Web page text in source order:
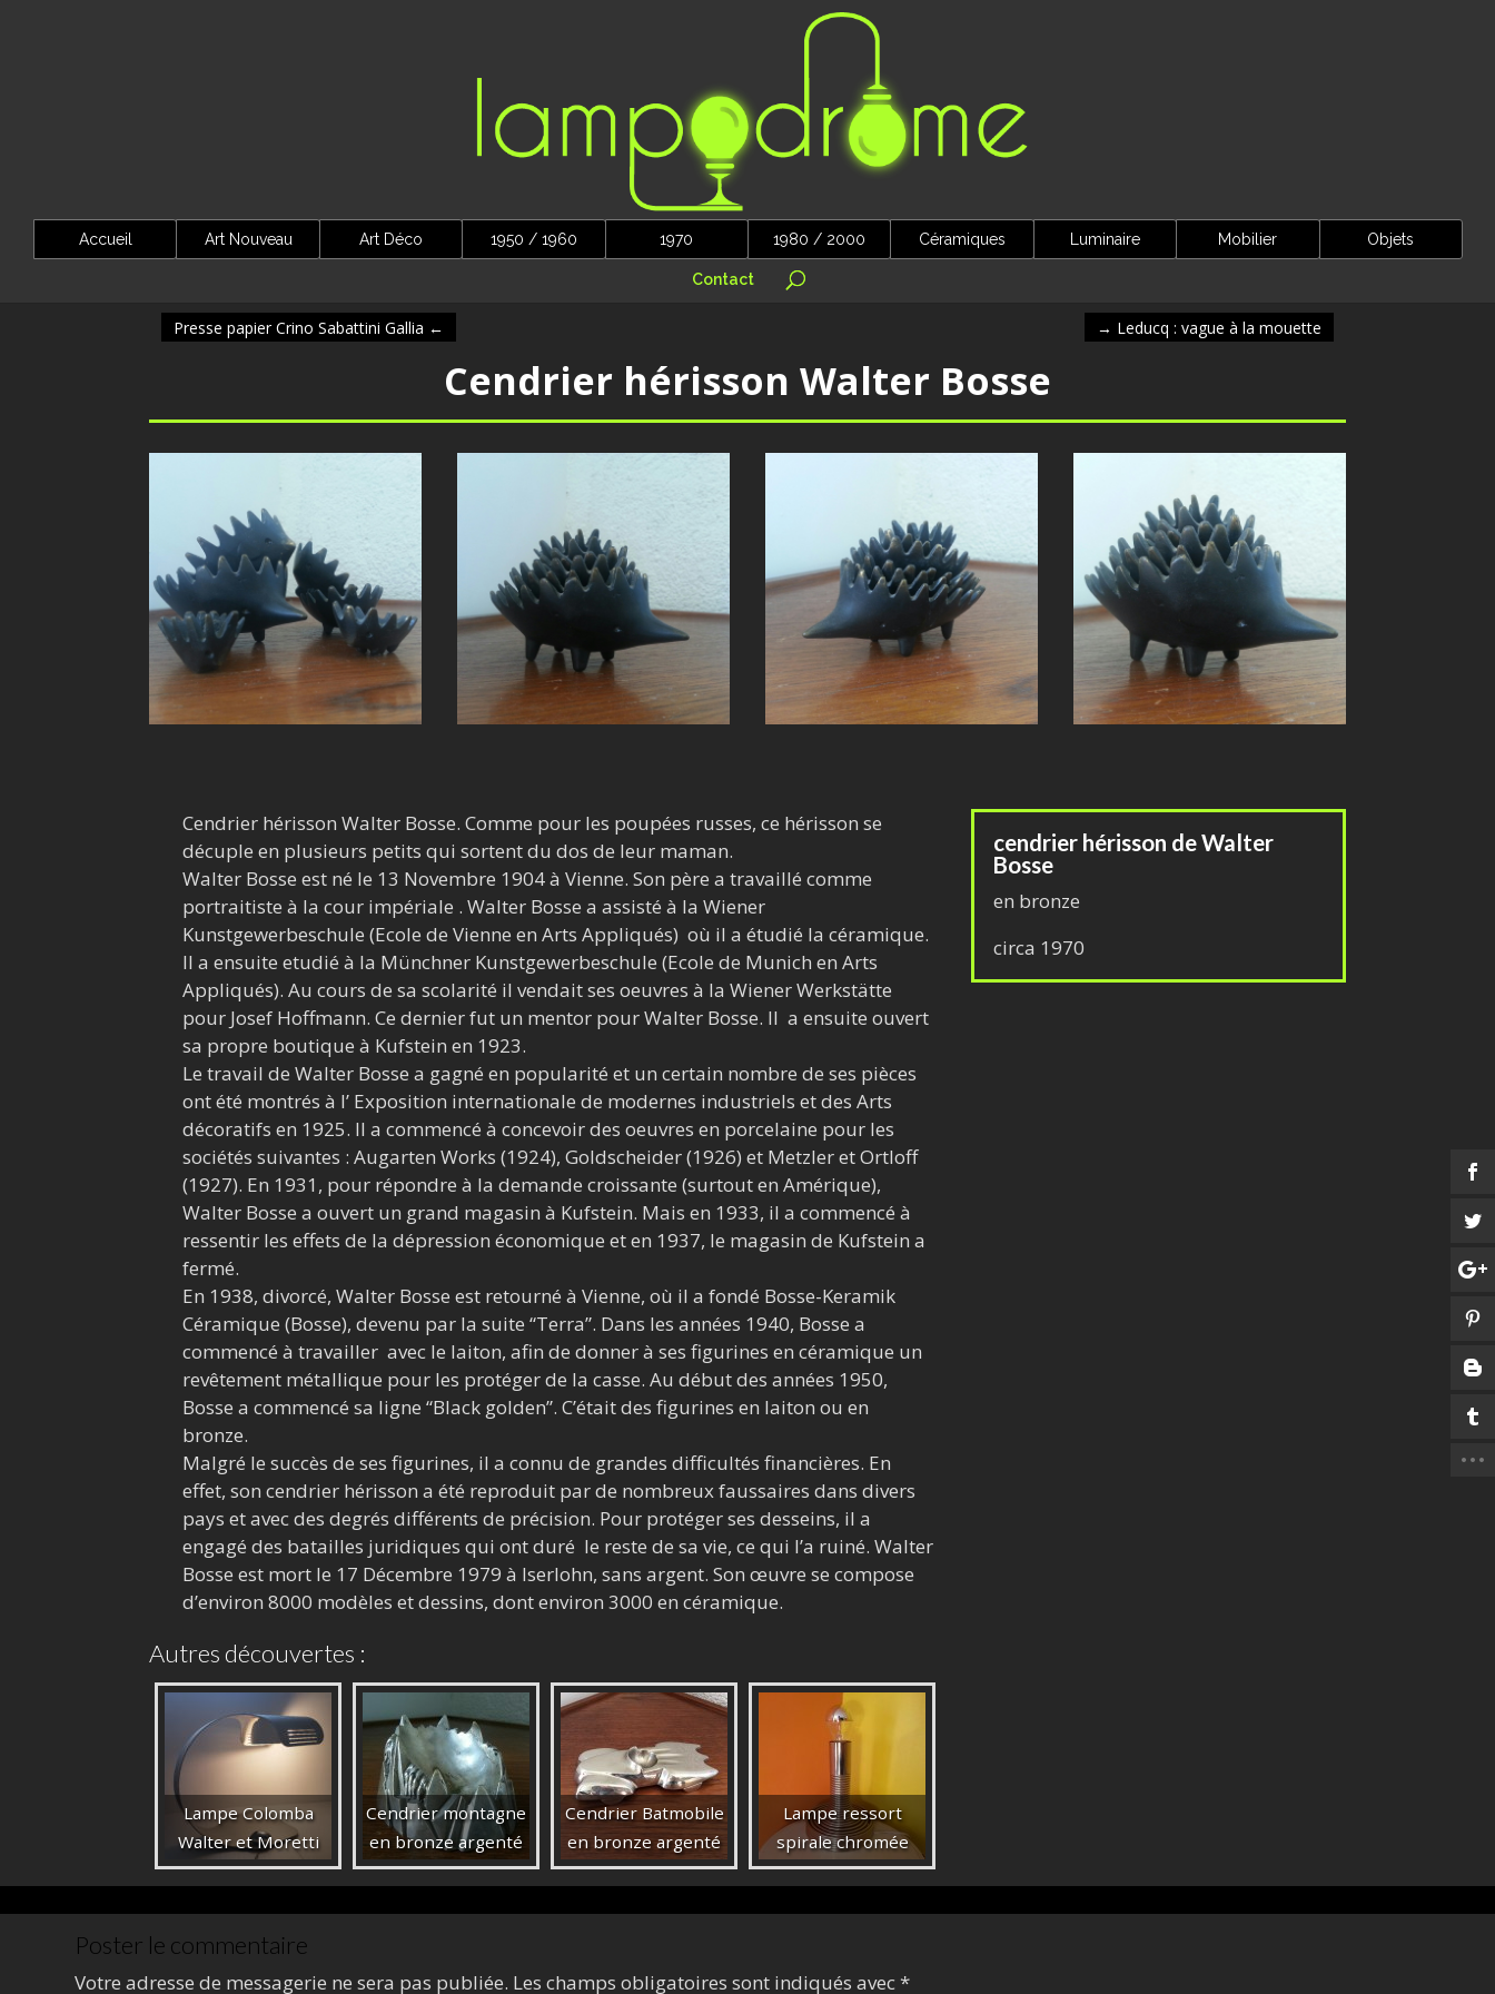
Accueil Art Nouveau Art Déco 1950 / 1960 1970 1980 / 2000 Céramiques Luminaire Mobilier Objets
Contact
Presse papier Crino Sabattini Gallia ← → Leducq : vague à la mouette
Cendrier hérisson Walter Bosse
Cendrier hérisson Walter Bosse. Comme pour les poupées russes, ce hérisson se
décuple en plusieurs petits qui sortent du dos de leur maman.
Walter Bosse est né le 13 Novembre 1904 à Vienne. Son père a travaillé comme
portraitiste à la cour impériale . Walter Bosse a assisté à la Wiener
Kunstgewerbeschule (Ecole de Vienne en Arts Appliqués) où il a étudié la céramique.
Il a ensuite etudié à la Münchner Kunstgewerbeschule (Ecole de Munich en Arts
Appliqués). Au cours de sa scolarité il vendait ses oeuvres à la Wiener Werkstätte
pour Josef Hoffmann. Ce dernier fut un mentor pour Walter Bosse. Il a ensuite ouvert
sa propre boutique à Kufstein en 1923.
Le travail de Walter Bosse a gagné en popularité et un certain nombre de ses pièces
ont été montrés à l’ Exposition internationale de modernes industriels et des Arts
décoratifs en 1925. Il a commencé à concevoir des oeuvres en porcelaine pour les
sociétés suivantes : Augarten Works (1924), Goldscheider (1926) et Metzler et Ortloff
(1927). En 1931, pour répondre à la demande croissante (surtout en Amérique),
Walter Bosse a ouvert un grand magasin à Kufstein. Mais en 1933, il a commencé à
ressentir les effets de la dépression économique et en 1937, le magasin de Kufstein a
fermé.
En 1938, divorcé, Walter Bosse est retourné à Vienne, où il a fondé Bosse-Keramik
Céramique (Bosse), devenu par la suite “Terra”. Dans les années 1940, Bosse a
commencé à travailler avec le laiton, afin de donner à ses figurines en céramique un
revêtement métallique pour les protéger de la casse. Au début des années 1950,
Bosse a commencé sa ligne “Black golden”. C’était des figurines en laiton ou en
bronze.
Malgré le succès de ses figurines, il a connu de grandes difficultés financières. En
effet, son cendrier hérisson a été reproduit par de nombreux faussaires dans divers
pays et avec des degrés différents de précision. Pour protéger ses desseins, il a
engagé des batailles juridiques qui ont duré le reste de sa vie, ce qui l’a ruiné. Walter
Bosse est mort le 17 Décembre 1979 à Iserlohn, sans argent. Son œuvre se compose
d’environ 8000 modèles et dessins, dont environ 3000 en céramique.
cendrier hérisson de Walter
Bosse
en bronze
circa 1970
Autres découvertes :
Lampe Colomba
Walter et Moretti
Cendrier montagne
en bronze argenté
Cendrier Batmobile
en bronze argenté
Lampe ressort
spirale chromée
Poster le commentaire
Votre adresse de messagerie ne sera pas publiée. Les champs obligatoires sont indiqués avec*